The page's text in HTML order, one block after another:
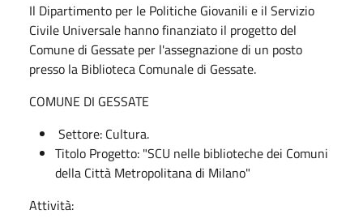
Il Dipartimento per le Politiche Giovanili e il Servizio
Civile Universale hanno finanziato il progetto del
Comune di Gessate per l'assegnazione di un posto
presso la Biblioteca Comunale di Gessate.
COMUNE DI GESSATE
Settore: Cultura.
Titolo Progetto: "SCU nelle biblioteche dei Comuni
della Città Metropolitana di Milano"
Attività: